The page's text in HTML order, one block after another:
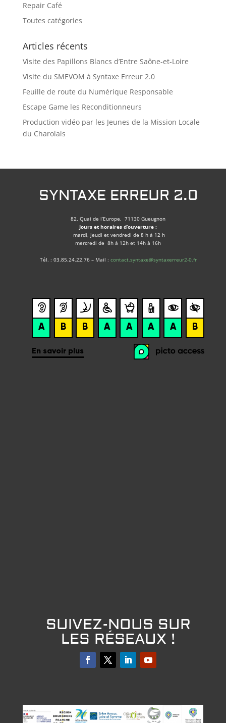
Repair Café
Toutes catégories
Articles récents
Visite des Papillons Blancs d’Entre Saône-et-Loire
Visite du SMEVOM à Syntaxe Erreur 2.0
Feuille de route du Numérique Responsable
Escape Game les Reconditionneurs
Production vidéo par les Jeunes de la Mission Locale
du Charolais
SYNTAXE ERREUR 2.0
82, Quai de l’Europe, 71130 Gueugnon
Jours et horaires d’ouverture :
mardi, jeudi et vendredi de 8 h à 12 h
mercredi de 8h à 12h et 14h à 16h
Tél. : 03.85.24.22.76 – Mail : contact.syntaxe@syntaxerreur2-0.fr
SUIVEZ-NOUS SUR
LES RÉSEAUX !